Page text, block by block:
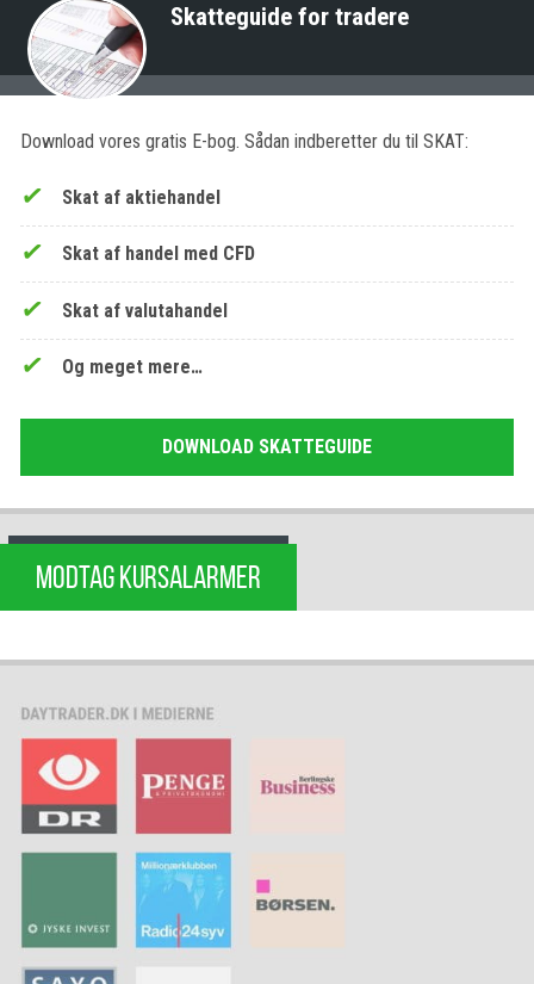
Skatteguide for tradere
Download vores gratis E-bog. Sådan indberetter du til SKAT:
Skat af aktiehandel
Skat af handel med CFD
Skat af valutahandel
Og meget mere…
DOWNLOAD SKATTEGUIDE
MODTAG KURSALARMER